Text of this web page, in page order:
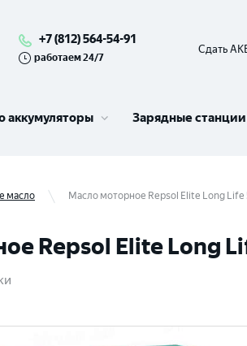
+7 (812) 564-54-91
работаем 24/7
Сдать
аккумуляторы Зарядные
масло Масло моторное Repsol Elite Long
Repsol Elite Long